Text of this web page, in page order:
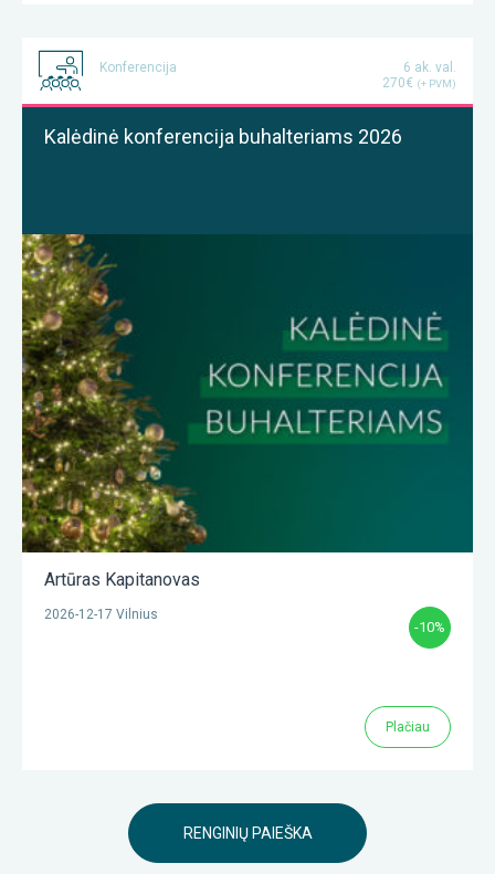
Konferencija
6 ak. val.
270€ (+ PVM)
Kalėdinė konferencija buhalteriams 2026
Artūras Kapitanovas
2026-12-17 Vilnius
-10%
Plačiau
RENGINIŲ PAIEŠKA